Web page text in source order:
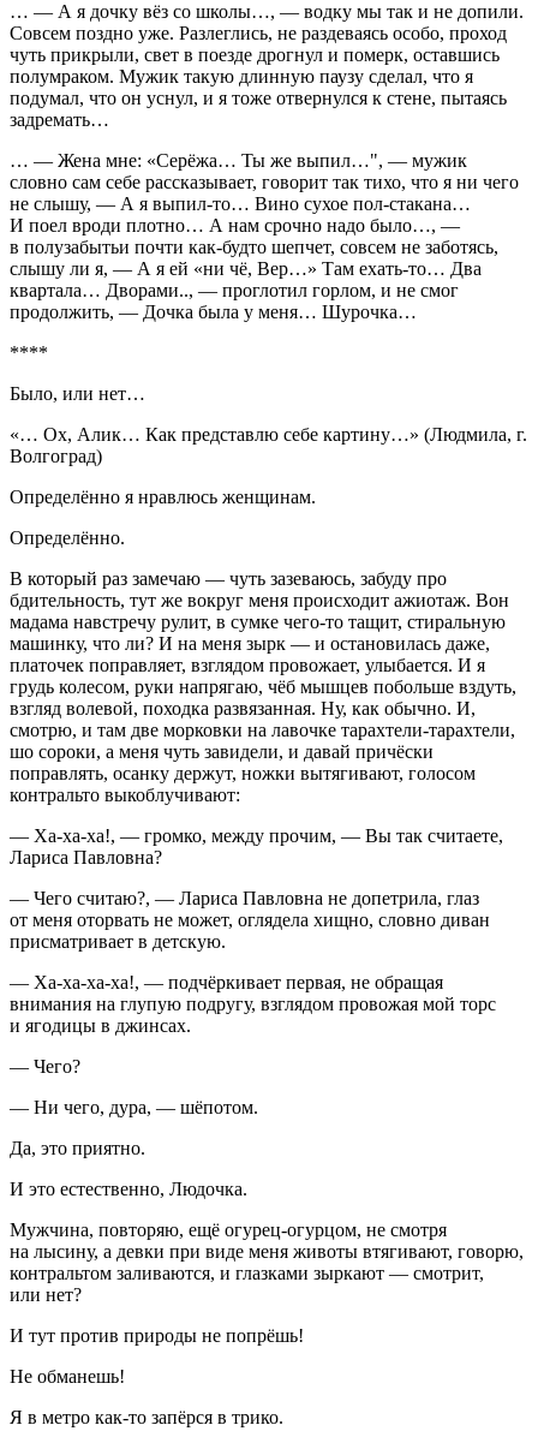
… — А я дочку вёз со школы…, — водку мы так и не допили.
Совсем поздно уже. Разлеглись, не раздеваясь особо, проход
чуть прикрыли, свет в поезде дрогнул и померк, оставшись
полумраком. Мужик такую длинную паузу сделал, что я
подумал, что он уснул, и я тоже отвернулся к стене, пытаясь
задремать…
… — Жена мне: «Серёжа… Ты же выпил…", — мужик
словно сам себе рассказывает, говорит так тихо, что я ни чего
не слышу, — А я выпил-то… Вино сухое пол-стакана…
И поел вроди плотно… А нам срочно надо было…, —
в полузабытьи почти как-будто шепчет, совсем не заботясь,
слышу ли я, — А я ей «ни чё, Вер…» Там ехать-то… Два
квартала… Дворами.., — проглотил горлом, и не смог
продолжить, — Дочка была у меня… Шурочка…
****
Было, или нет…
«… Ох, Алик… Как представлю себе картину…» (Людмила, г.
Волгоград)
Определённо я нравлюсь женщинам.
Определённо.
В который раз замечаю — чуть зазеваюсь, забуду про
бдительность, тут же вокруг меня происходит ажиотаж. Вон
мадама навстречу рулит, в сумке чего-то тащит, стиральную
машинку, что ли? И на меня зырк — и остановилась даже,
платочек поправляет, взглядом провожает, улыбается. И я
грудь колесом, руки напрягаю, чёб мышцев побольше вздуть,
взгляд волевой, походка развязанная. Ну, как обычно. И,
смотрю, и там две морковки на лавочке тарахтели-тарахтели,
шо сороки, а меня чуть завидели, и давай причёски
поправлять, осанку держут, ножки вытягивают, голосом
контральто выкоблучивают:
— Ха-ха-ха!, — громко, между прочим, — Вы так считаете,
Лариса Павловна?
— Чего считаю?, — Лариса Павловна не допетрила, глаз
от меня оторвать не может, оглядела хищно, словно диван
присматривает в детскую.
— Ха-ха-ха-ха!, — подчёркивает первая, не обращая
внимания на глупую подругу, взглядом провожая мой торс
и ягодицы в джинсах.
— Чего?
— Ни чего, дура, — шёпотом.
Да, это приятно.
И это естественно, Людочка.
Мужчина, повторяю, ещё огурец-огурцом, не смотря
на лысину, а девки при виде меня животы втягивают, говорю,
контральтом заливаются, и глазками зыркают — смотрит,
или нет?
И тут против природы не попрёшь!
Не обманешь!
Я в метро как-то запёрся в трико.